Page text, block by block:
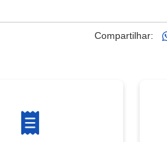
Compartilhar: